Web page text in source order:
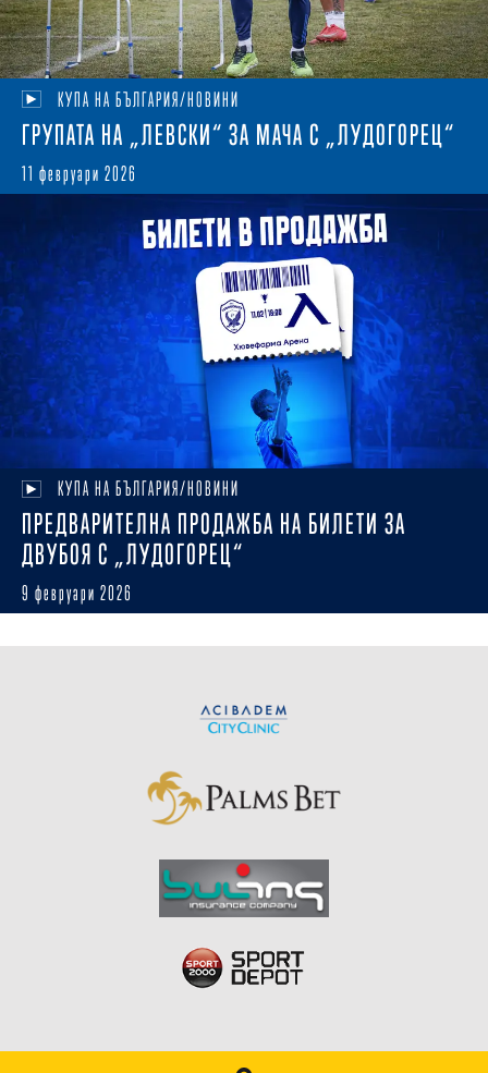
КУПА НА БЪЛГАРИЯ/НОВИНИ
ГРУПАТА НА „ЛЕВСКИ“ ЗА МАЧА С „ЛУДОГОРЕЦ“
11 февруари 2026
КУПА НА БЪЛГАРИЯ/НОВИНИ
ПРЕДВАРИТЕЛНА ПРОДАЖБА НА БИЛЕТИ ЗА
ДВУБОЯ С „ЛУДОГОРЕЦ“
9 февруари 2026